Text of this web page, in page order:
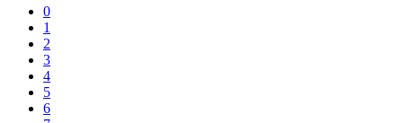
0
1
2
3
4
5
6